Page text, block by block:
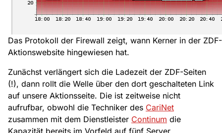
Das Protokoll der Firewall zeigt, wann Kerner in der
Aktionswebsite hingewiesen hat.
Zunächst verlängert sich die Ladezeit der ZDF-Seiten
(!), dann rollt die Welle über den dort geschalteten Link
auf unsere Aktionsseite. Die ist zeitweise nicht
aufrufbar, obwohl die Techniker des CariNet
zusammen mit dem Dienstleister Continum die
Kapazität bereits im Vorfeld auf fünf Server